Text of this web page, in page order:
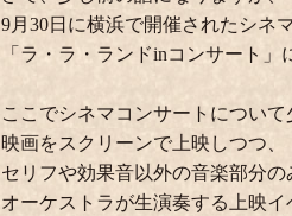
9月30日に横浜で開催されたシネ
「ラ・ラ・ランドinコンサート」
ここでシネマコンサートについて
映画をスクリーンで上映しつつ、
セリフや効果音以外の音楽部分の
オーケストラが生演奏する上映イ